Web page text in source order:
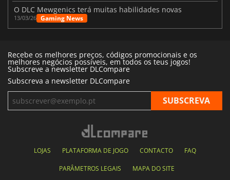
O DLC Mewgenics terá muitas habilidades novas
13/03/26 Gaming News
Recebe os melhores preços, códigos promocionais e os
melhores negócios possíveis, em todos os teus jogos!
Subscreve a newsletter DLCompare
Subscreva a newsletter DLCompare
LOJAS PLATAFORMA DE JOGO CONTACTO FAQ
PARÂMETROS LEGAIS MAPA DO SITE